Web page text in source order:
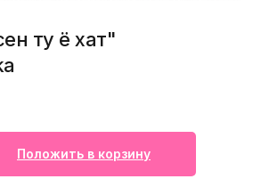
ту ё хат"
Положить в корзину